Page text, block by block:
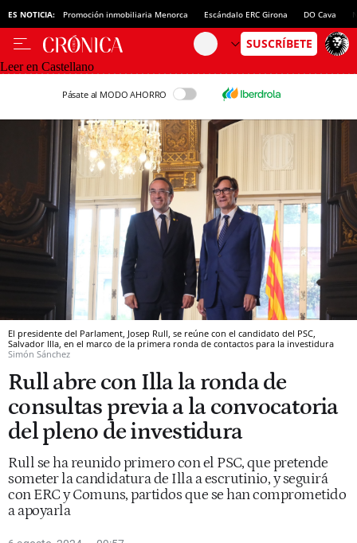
ES NOTICIA: Promoción inmobiliaria Menorca Escándalo ERC Girona DO Cava
Leer en Castellano
Pásate al MODO AHORRO
El presidente del Parlament, Josep Rull, se reúne con el candidato del PSC,
Salvador Illa, en el marco de la primera ronda de contactos para la investidura
Simón Sánchez
Rull abre con Illa la ronda de
consultas previa a la convocatoria
del pleno de investidura
Rull se ha reunido primero con el PSC, que pretende
someter la candidatura de Illa a escrutinio, y seguirá
con ERC y Comuns, partidos que se han comprometido
a apoyarla